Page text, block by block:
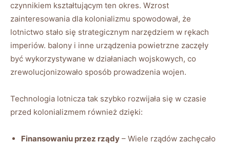
czynnikiem kształtującym ten okres. Wzrost
zainteresowania dla kolonializmu spowodował, że
lotnictwo stało się strategicznym narzędziem w rękach
imperiów. balony i inne urządzenia powietrzne zaczęły
być wykorzystywane w działaniach wojskowych, co
zrewolucjonizowało sposób prowadzenia wojen.
Technologia lotnicza tak szybko rozwijała się w czasie
przed kolonializmem również dzięki:
Finansowaniu przez rządy – Wiele rządów zachęcało